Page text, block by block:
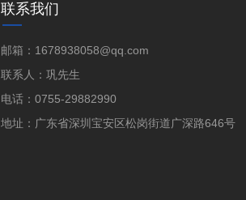
联系我们
邮箱：1678938058@qq.com
联系人：巩先生
电话：0755-29882990
地址：广东省深圳宝安区松岗街道广深路646号